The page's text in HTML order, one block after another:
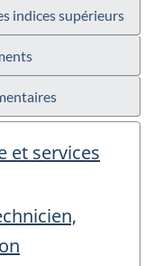
indices supérieurs
et services